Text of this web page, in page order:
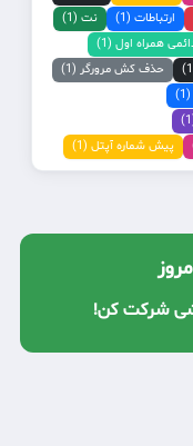
ارتباطات (1)
نت (1)
همراه اول (1)
حذف کش مرورگر (1)
پیش شماره آپتل (1)
شرکت کن!